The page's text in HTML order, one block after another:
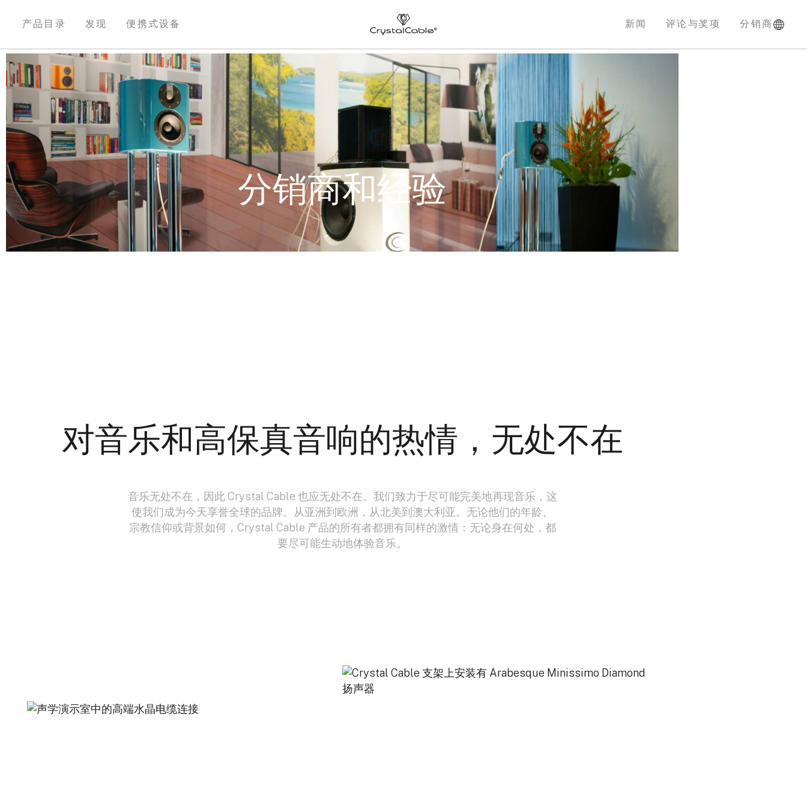
产品目录 发现 便携式设备 新闻 评论与奖项 分销商
分销商和经验
对音乐和高保真音响的热情，无处不在
音乐无处不在，因此 Crystal Cable 也应无处不在。我们致力于尽可能完美地再现音乐，这
使我们成为今天享誉全球的品牌。从亚洲到欧洲，从北美到澳大利亚。无论他们的年龄、
宗教信仰或背景如何，Crystal Cable 产品的所有者都拥有同样的激情：无论身在何处，都
要尽可能生动地体验音乐。